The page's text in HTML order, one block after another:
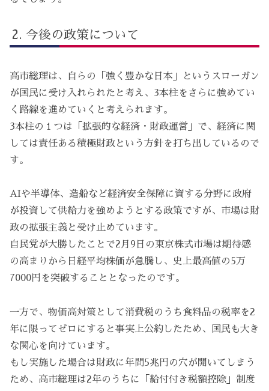
今後の政策について
高市総理は、自らの「強く豊かな日本」というスローガン
が国民に受け入れられたと考え、3本柱をさらに強めてい
く路線を進めていくと考えられます。
3本柱の１つは「拡張的な経済・財政運営」で、経済に関
しては責任ある積極財政という方針を打ち出しているので
す。
AIや半導体、造船など経済安全保障に資する分野に政府
が投資して供給力を強めようとする政策ですが、市場は財
政の拡張主義と受け止めています。
自民党が大勝したことで2月9日の東京株式市場は期待感
の高まりから日経平均株価が急騰し、史上最高値の5万
7000円を突破することとなったのです。
一方で、物価高対策として消費税のうち食料品の税率を2
年に限ってゼロにすると事実上公約したため、国民も大き
な関心を向けています。
もし実施した場合は財政に年間5兆円の穴が開いてしまう
ため、高市総理は2年のうちに「給付付き税額控除」制度